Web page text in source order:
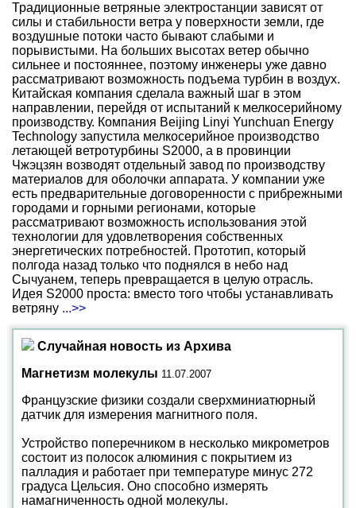
Традиционные ветряные электростанции зависят от
силы и стабильности ветра у поверхности земли, где
воздушные потоки часто бывают слабыми и
порывистыми. На больших высотах ветер обычно
сильнее и постояннее, поэтому инженеры уже давно
рассматривают возможность подъема турбин в воздух.
Китайская компания сделала важный шаг в этом
направлении, перейдя от испытаний к мелкосерийному
производству. Компания Beijing Linyi Yunchuan Energy
Technology запустила мелкосерийное производство
летающей ветротурбины S2000, а в провинции
Чжэцзян возводят отдельный завод по производству
материалов для оболочки аппарата. У компании уже
есть предварительные договоренности с прибрежными
городами и горными регионами, которые
рассматривают возможность использования этой
технологии для удовлетворения собственных
энергетических потребностей. Прототип, который
полгода назад только что поднялся в небо над
Сычуанем, теперь превращается в целую отрасль.
Идея S2000 проста: вместо того чтобы устанавливать
ветряну ...>>
Случайная новость из Архива
Магнетизм молекулы 11.07.2007
Французские физики создали сверхминиатюрный
датчик для измерения магнитного поля.
Устройство поперечником в несколько микрометров
состоит из полосок алюминия с покрытием из
палладия и работает при температуре минус 272
градуса Цельсия. Оно способно измерять
намагниченность одной молекулы.